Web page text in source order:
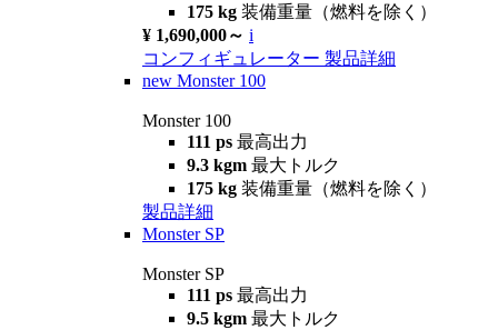
175 kg 装備重量（燃料を除く）
¥ 1,690,000～ i
コンフィギュレーター 製品詳細
new Monster 100
Monster 100
111 ps 最高出力
9.3 kgm 最大トルク
175 kg 装備重量（燃料を除く）
製品詳細
Monster SP
Monster SP
111 ps 最高出力
9.5 kgm 最大トルク